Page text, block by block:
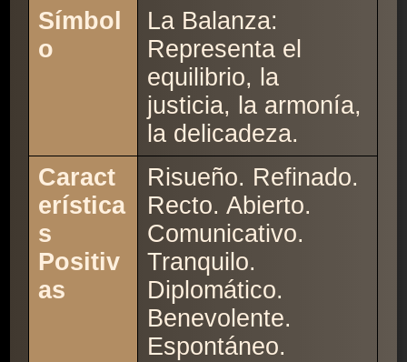
Símbol
o
La Balanza:
Representa el
equilibrio, la
justicia, la armonía,
la delicadeza.
Caract
erística
s
Positiv
as
Risueño. Refinado.
Recto. Abierto.
Comunicativo.
Tranquilo.
Diplomático.
Benevolente.
Espontáneo.